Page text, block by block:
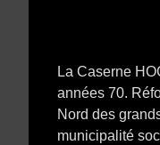
La Caserne
années 70.
Nord des
municipalité